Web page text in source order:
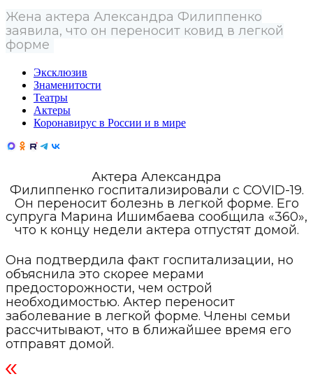
Жена актера Александра Филиппенко
заявила, что он переносит ковид в легкой
форме
Эксклюзив
Знаменитости
Театры
Актеры
Коронавирус в России и в мире
Актера Александра
Филиппенко госпитализировали с COVID-19.
Он переносит болезнь в легкой форме. Его
супруга Марина Ишимбаева сообщила «360»,
что к концу недели актера отпустят домой.
Она подтвердила факт госпитализации, но
объяснила это скорее мерами
предосторожности, чем острой
необходимостью. Актер переносит
заболевание в легкой форме. Члены семьи
рассчитывают, что в ближайшее время его
отправят домой.